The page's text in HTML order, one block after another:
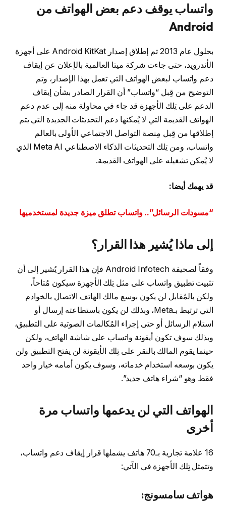
واتساب يوقف دعم بعض الهواتف من
Android
بحلول عام 2013 تم إطلاق إصدار Android KitKat على أجهزة
الأندرويد، حتى جاءت شركة ميتا العالمية بالإعلان عن إيقاف
دعم واتساب لبعض الهواتف التي تعمل بهذا الإصدار، وتم
التوضيح من قِبل “واتساب” أن القرار الصادر بشأن إيقاف
الدعم على تِلك الأجهزة قد جاء في محاولة منه إلى عدم دعم
الهواتف القديمة التي لا يُمكنها دعم التحديثات الجديدة التي يتم
إطلاقها من قِبل مِنصة التواصل الاجتماعي الأولى بالعالم
واتساب، ومن تِلك التحديثات الذكاء الاصطناعي Meta AI الذي
لا يُمكن تشغيله على الهواتف القديمة.
قد يهمك أيضا:
“مسودات الرسائل”.. واتساب تطلق ميزة جديدة لمستخدميها
إلى ماذا يُشير هذا القرار؟
وفقاً لصحيفة Android Infotech فإن هذا القرار يُشير إلى أن
تثبيت تطبيق واتساب على مثل تِلك الأجهزة سيكون مُتاحاً،
ولكن بالمُقابل لن يكون بوسع مالك الهاتف الاتصال بالخوادم
التي ترتبط بـMeta، وبذلك لن يكون باستطاعته إرسال أو
استلام الرسائل أو حتى إجراء المُكالمات الصوتية على التطبيق،
وبذلك سوف تكون أيقونة واتساب على شاشة الهاتف، ولكن
حينما يقوم المالك بالنقر على تِلك الأيقونة لن يفتح التطبيق ولن
يكون بوسعه استخدام خدماته، وسوف يكون أمامه خيار واحد
فقط وهو “شراء هاتف جديد”.
الهواتف التي لن يدعمها واتساب مرة
أخرى
16 علامة تجارية بـ70 هاتف يشملها قرار إيقاف دعم واتساب،
وتتمثل تِلك الأجهزة في الآتي:
هواتف سامسونج: